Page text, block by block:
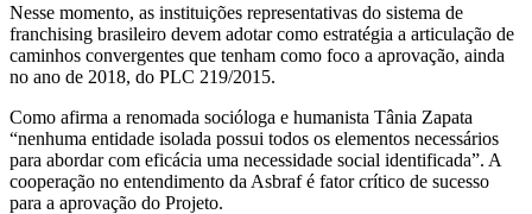
Nesse momento, as instituições representativas do sistema de
franchising brasileiro devem adotar como estratégia a articulação de
caminhos convergentes que tenham como foco a aprovação, ainda
no ano de 2018, do PLC 219/2015.
Como afirma a renomada socióloga e humanista Tânia Zapata
“nenhuma entidade isolada possui todos os elementos necessários
para abordar com eficácia uma necessidade social identificada”. A
cooperação no entendimento da Asbraf é fator crítico de sucesso
para a aprovação do Projeto.